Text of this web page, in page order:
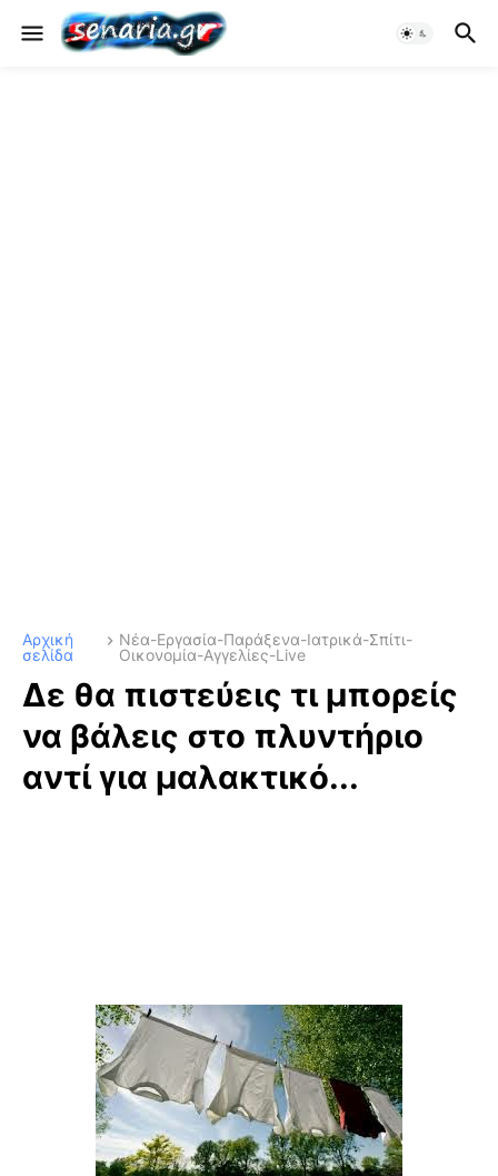
Αρχική
σελίδα
Νέα-Εργασία-Παράξενα-Ιατρικά-Σπίτι-
Οικονομία-Αγγελίες-Live
Δε θα πιστεύεις τι μπορείς
να βάλεις στο πλυντήριο
αντί για μαλακτικό...